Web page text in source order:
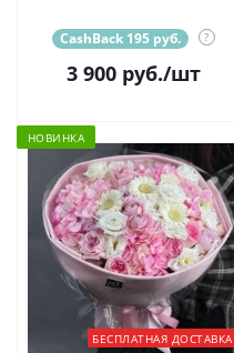
CashBack 195 руб. ?
3 900руб./шт
НОВИНКА
БЕСПЛАТНАЯ ДОСТАВКА